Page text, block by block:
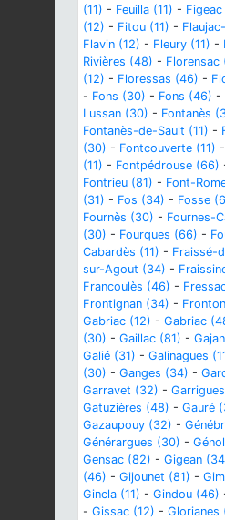
(11) - Feuilla (11) -
(12) - Fitou (11) -
Flavin (12) - Fleury (11) -
Rivières (48) - Florensac
(12) - Floressas (46) -
- Fons (30) - Fons (46) -
Lussan (30) - Fontanès
Fontanès-de-Sault (11) -
(30) - Fontcouverte (11) -
(11) - Fontpédrouse (66)
Fontrieu (81) - Font-
(31) - Fos (34) - Fosse
Fournès (30) - Fournes-
(30) - Fourques (66) -
Cabardès (11) - Fraissé-
sur-Agout (34) -
Francoulès (46) -
Frontignan (34) -
Gabriac (12) - Gabriac
(30) - Gaillac (81) -
Galié (31) - Galinagues
(30) - Ganges (34) -
Garravet (32) -
Gatuzières (48) - Gauré
Gazaupouy (32) -
Générargues (30) -
Gensac (82) - Gigean
(46) - Gijounet (81) -
Gincla (11) - Gindou (46)
- Gissac (12) - Glorianes